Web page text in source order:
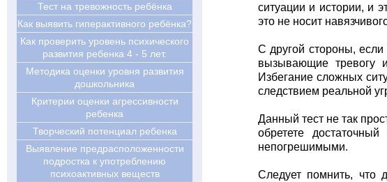
ситуации и истории, и
это не носит
С другой стороны,
вызывающие тревогу и
Избегание сложных
следствием реальной
Данный тест не так
обретете
непогрешимыми.
Следует помнить, что
Тест на тревожность ребёнка
Как выявить гиперактивного ребёнка?
Как проверить уровень психического
развития ребенка 4 - 5 лет.
Методика оценки уровня развития
дошкольника
Критерии оценки агрессивности
ребенка
Творческий потенциал ребенка
Выявление предрасположенности
подростка к употреблению
психоактивных веществ